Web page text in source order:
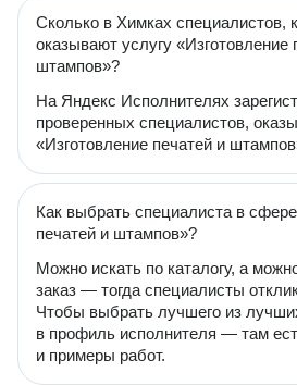
Сколько в Химках специалистов,
оказывают услугу «Изготовление
штампов»?
На Яндекс Исполнителях
проверенных специалистов,
«Изготовление печатей и
Как выбрать специалиста в
печатей и штампов»?
Можно искать по каталогу, а
заказ — тогда специалисты
Чтобы выбрать лучшего из
в профиль исполнителя — там
и примеры работ.